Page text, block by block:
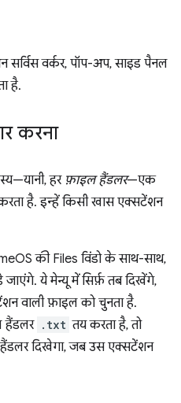
वर्कर, पॉप-अप, साइड पैनल
है.
करना
हर फ़ाइल हैंडलर—एक
है. इन्हें किसी खास एक्सटेंशन
की Files विंडो के साथ-साथ,
ये मेन्यू में सिर्फ़ तब दिखेंगे,
वाली फ़ाइल को चुनता है.
हैंडलर .txt तय करता है, तो
दिखेगा, जब उस एक्सटेंशन